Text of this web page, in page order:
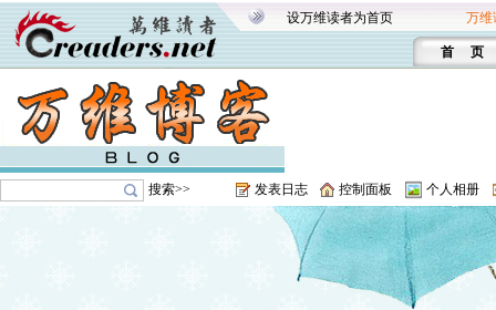
设万维读者为首页 万维
首 页
搜索>> 发表日志 控制面板 个人相册